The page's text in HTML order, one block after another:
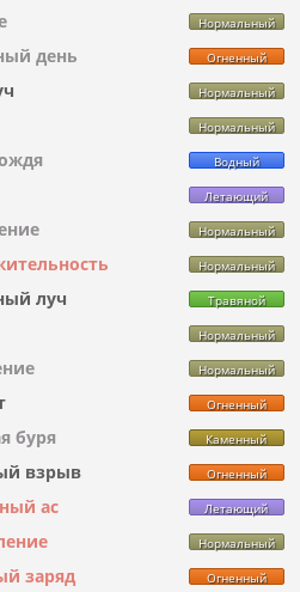
Нормальный
день Огненный
Нормальный
Нормальный
Водный
Летающий
Нормальный
Нормальный
луч Травяной
Нормальный
Нормальный
Огненный
буря Каменный
взрыв Огненный
ас Летающий
Нормальный
заряд Огненный